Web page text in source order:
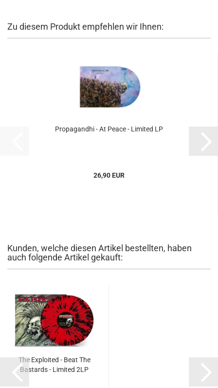
Zu diesem Produkt empfehlen wir Ihnen:
Propagandhi - At Peace - Limited LP
26,90 EUR
Kunden, welche diesen Artikel bestellten, haben
auch folgende Artikel gekauft:
The Exploited - Beat The
Bastards - Limited 2LP